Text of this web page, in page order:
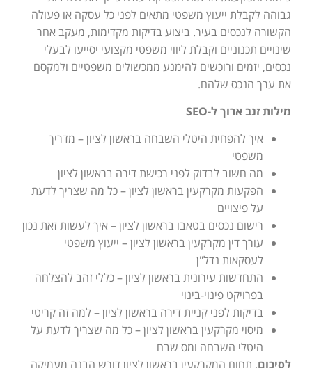
גבוהה לקבלת ייעוץ משפטי מתאים לפני כל עסקה או פעולה
הקשורה לנכסים בעיר. ביצוע בדיקות מקדימות, מעקב אחר
שינויים תכנוניים וקבלת ליווי משפטי מקצועי יסייעו לבעלי
נכסים, יזמים ורוכשים להימנע ממכשולים משפטיים ולמקסם
את ערך הנכס שלהם.
מילות זנב ארוך ל-SEO
איך להפחית היטלי השבחה בראשון לציון – מדריך
משפטי
מה חשוב לבדוק לפני רכישת דירה בראשון לציון
הפקעות מקרקעין בראשון לציון – כל מה שצריך לדעת
על פיצויים
רישום נכסים בטאבו בראשון לציון – איך לעשות זאת נכון
עורך דין מקרקעין בראשון לציון – ייעוץ משפטי
לעסקאות נדל"ן
התחדשות עירונית בראשון לציון – כללי זהב להצלחה
בפרויקט פינוי-בינוי
בדיקות לפני קניית דירה בראשון לציון – למה זה קריטי
מיסוי מקרקעין בראשון לציון – כל מה שצריך לדעת על
היטלי השבחה ומס שבח
לסיכום, תחום המקרקעין בראשון לציון דורש הבנה מעמיקה